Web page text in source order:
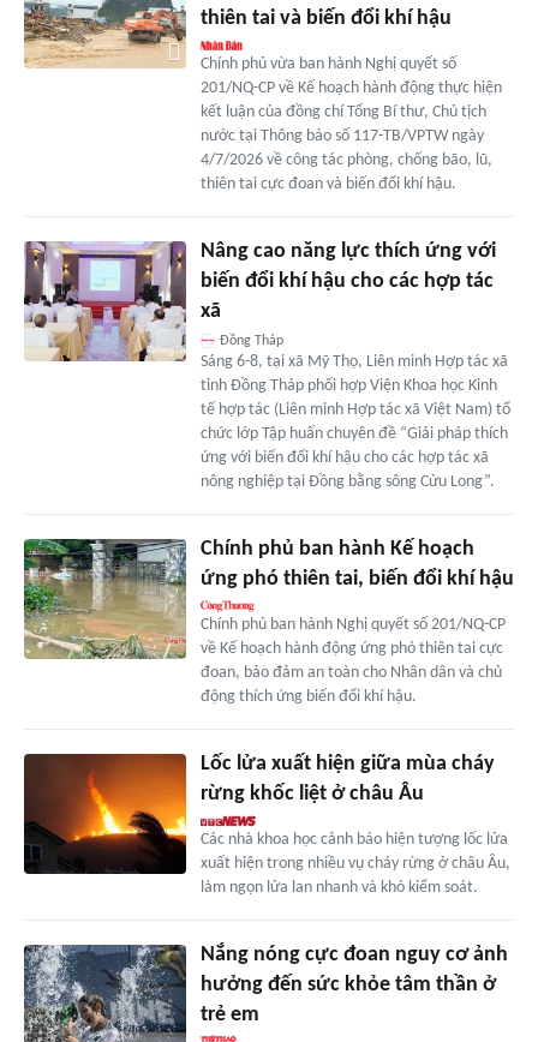
thiên tai và biến đổi khí hậu
Chính phủ vừa ban hành Nghị quyết số
201/NQ-CP về Kế hoạch hành động thực hiện
kết luận của đồng chí Tổng Bí thư, Chủ tịch
nước tại Thông báo số 117-TB/VPTW ngày
4/7/2026 về công tác phòng, chống bão, lũ,
thiên tai cực đoan và biến đổi khí hậu.
Nâng cao năng lực thích ứng với
biến đổi khí hậu cho các hợp tác
xã
Đồng Tháp
Sáng 6-8, tại xã Mỹ Thọ, Liên minh Hợp tác xã
tỉnh Đồng Tháp phối hợp Viện Khoa học Kinh
tế hợp tác (Liên minh Hợp tác xã Việt Nam) tổ
chức lớp Tập huấn chuyên đề “Giải pháp thích
ứng với biến đổi khí hậu cho các hợp tác xã
nông nghiệp tại Đồng bằng sông Cửu Long”.
Chính phủ ban hành Kế hoạch
ứng phó thiên tai, biến đổi khí hậu
Chính phủ ban hành Nghị quyết số 201/NQ-CP
về Kế hoạch hành động ứng phó thiên tai cực
đoan, bảo đảm an toàn cho Nhân dân và chủ
động thích ứng biến đổi khí hậu.
Lốc lửa xuất hiện giữa mùa cháy
rừng khốc liệt ở châu Âu
Các nhà khoa học cảnh báo hiện tượng lốc lửa
xuất hiện trong nhiều vụ cháy rừng ở châu Âu,
làm ngọn lửa lan nhanh và khó kiểm soát.
Nắng nóng cực đoan nguy cơ ảnh
hưởng đến sức khỏe tâm thần ở
trẻ em